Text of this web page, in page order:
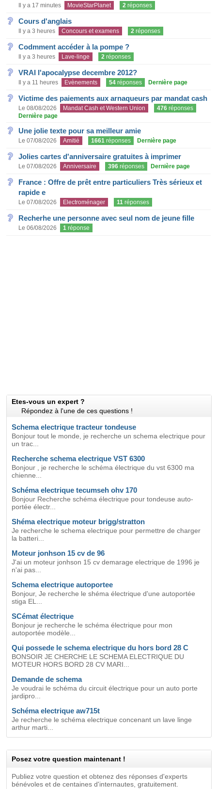
Il y a 17 minutes MovieStarPlanet 2 réponses
Cours d'anglais
Il y a 3 heures Concours et examens 2 réponses
Codmment accéder à la pompe ?
Il y a 3 heures Lave-linge 2 réponses
VRAI l'apocalypse decembre 2012?
Il y a 11 heures Evènements 54 réponses Dernière page
Victime des paiements aux arnaqueurs par mandat cash
Le 08/08/2026 Mandat Cash et Western Union 476 réponses
Dernière page
Une jolie texte pour sa meilleur amie
Le 07/08/2026 Amitié 1661 réponses Dernière page
Jolies cartes d'anniversaire gratuites à imprimer
Le 07/08/2026 Anniversaire 396 réponses Dernière page
France : Offre de prêt entre particuliers Très sérieux et
rapide e
Le 07/08/2026 Electroménager 11 réponses
Recherhe une personne avec seul nom de jeune fille
Le 06/08/2026 1 réponse
Etes-vous un expert ?
Répondez à l'une de ces questions !
Schema electrique tracteur tondeuse
Bonjour tout le monde, je recherche un schema electrique pour
un trac...
Recherche schema electrique VST 6300
Bonjour , je recherche le schéma électrique du vst 6300 ma
chienne...
Schéma electrique tecumseh ohv 170
Bonjour Recherche schéma électrique pour tondeuse auto-
portée électr...
Shéma electrique moteur brigg/stratton
Je recherche le schema electrique pour permettre de charger
la batteri...
Moteur jonhson 15 cv de 96
J'ai un moteur jonhson 15 cv demarage electrique de 1996 je
n'ai pas...
Schema electrique autoportee
Bonjour, Je recherche le shéma électrique d'une autoportée
stiga EL...
SCémat électrique
Bonjour je recherche le schéma électrique pour mon
autoportée modèle...
Qui possede le schema electrique du hors bord 28 C
BONSOIR JE CHERCHE LE SCHEMA ELECTRIQUE DU
MOTEUR HORS BORD 28 CV MARI...
Demande de schema
Je voudrai le schéma du circuit électrique pour un auto porte
jardipro...
Schéma electrique aw715t
Je recherche le schéma electrique concenant un lave linge
arthur marti...
Posez votre question maintenant !
Publiez votre question et obtenez des réponses d'experts
bénévoles et de centaines d'internautes, gratuitement.